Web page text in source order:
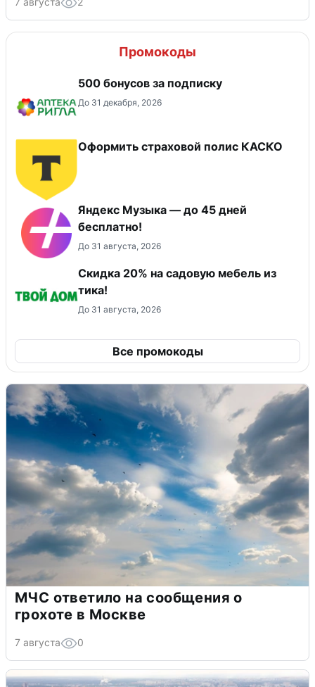
Промокоды
500 бонусов за подписку
До 31 декабря, 2026
Оформить страховой полис КАСКО
Яндекс Музыка — до 45 дней
бесплатно!
До 31 августа, 2026
Скидка 20% на садовую мебель из
тика!
До 31 августа, 2026
Все промокоды
МЧС ответило на сообщения о
грохоте в Москве
7 августа 0